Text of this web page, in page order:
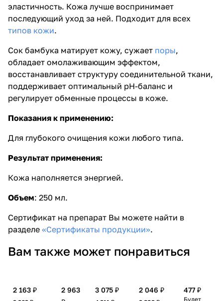
эластичность. Кожа лучше воспринимает
последующий уход за ней. Подходит для всех
типов кожи.
Сок бамбука матирует кожу, сужает поры,
обладает омолаживающим эффектом,
восстанавливает структуру соединительной ткани,
поддерживает оптимальный рН-баланс и
регулирует обменные процессы в коже.
Показания к применению:
Для глубокого очищения кожи любого типа.
Результат применения:
Кожа наполняется энергией.
Объем: 250 мл.
Сертификат на препарат Вы можете найти в
разделе «Сертификаты продукции».
Вам также может понравиться
2 163 ₽
2 963
3 075 ₽ 2 046 ₽ 477 ₽
Будет